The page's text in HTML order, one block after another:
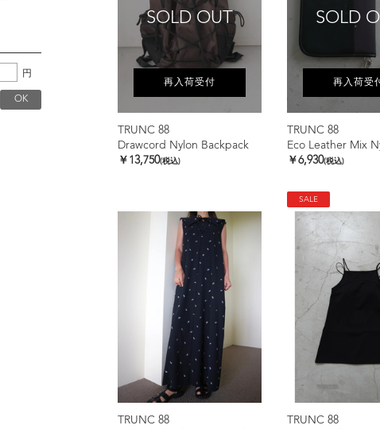
円
SOLD OUT
再入荷受付
TRUNC 88
Drawcord Nylon Backpack
￥13,750(税込)
SOLD
再入荷受
TRUNC 88
￥6,930(税込)
TRUNC 88
SALE
TRUNC 88